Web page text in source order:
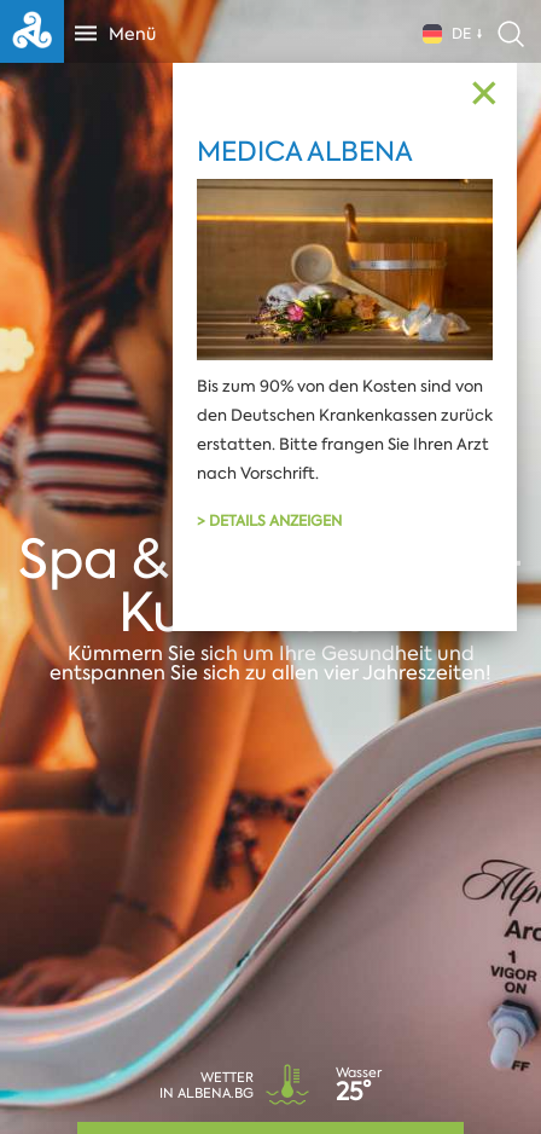
Menü DE
Spa & Gesundheit -
Kurzentrum
Kümmern Sie sich um Ihre Gesundheit und
entspannen Sie sich zu allen vier Jahreszeiten!
WETTER
IN ALBENA.BG
Wasser
25°
✕
MEDICA ALBENA
Bis zum 90% von den Kosten sind von
den Deutschen Krankenkassen zurück
erstatten. Bitte frangen Sie Ihren Arzt
nach Vorschrift.
> DETAILS ANZEIGEN